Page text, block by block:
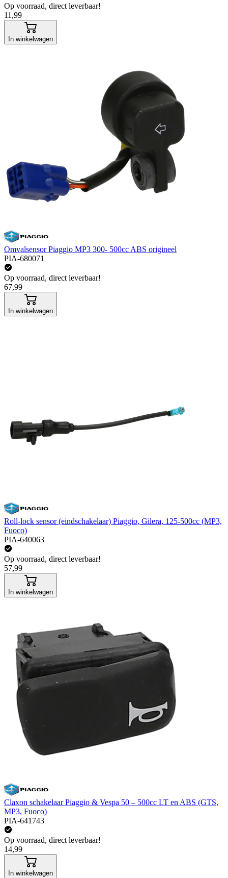
Op voorraad, direct leverbaar!
11,99
In winkelwagen
Omvalsensor Piaggio MP3 300- 500cc ABS origineel
PIA-680071
Op voorraad, direct leverbaar!
67,99
In winkelwagen
Roll-lock sensor (eindschakelaar) Piaggio, Gilera, 125-500cc (MP3,
Fuoco)
PIA-640063
Op voorraad, direct leverbaar!
57,99
In winkelwagen
Claxon schakelaar Piaggio & Vespa 50 – 500cc LT en ABS (GTS,
MP3, Fuoco)
PIA-641743
Op voorraad, direct leverbaar!
14,99
In winkelwagen